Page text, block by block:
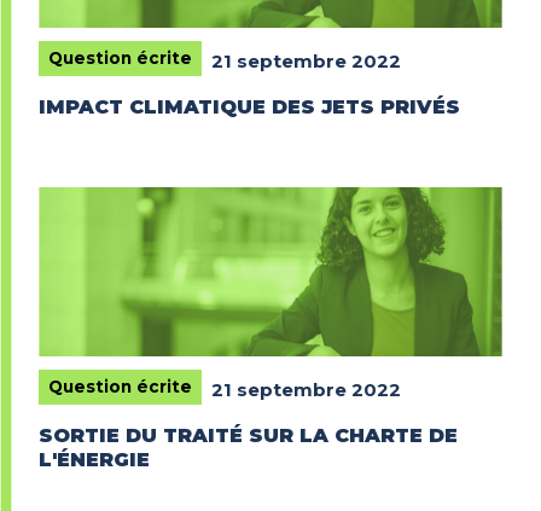
Question écrite
21 septembre 2022
IMPACT CLIMATIQUE DES JETS PRIVÉS
Question écrite
21 septembre 2022
SORTIE DU TRAITÉ SUR LA CHARTE DE
L'ÉNERGIE